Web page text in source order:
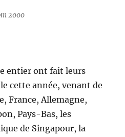
2000
entier ont fait leurs
cette année, venant de
France, Allemagne,
Pays-Bas, les
de Singapour, la